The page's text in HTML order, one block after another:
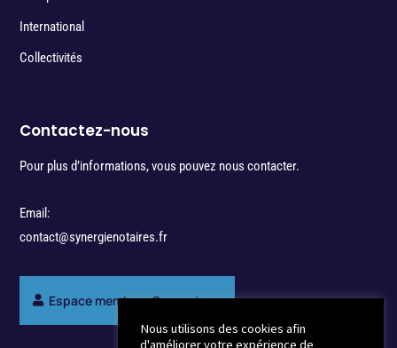
International
Collectivités
Contactez-nous
Pour plus d’informations, vous pouvez nous contacter.
Email:
contact@synergienotaires.fr
Espace membres Synergie
Nous utilisons des cookies afin
d'améliorer votre expérience de